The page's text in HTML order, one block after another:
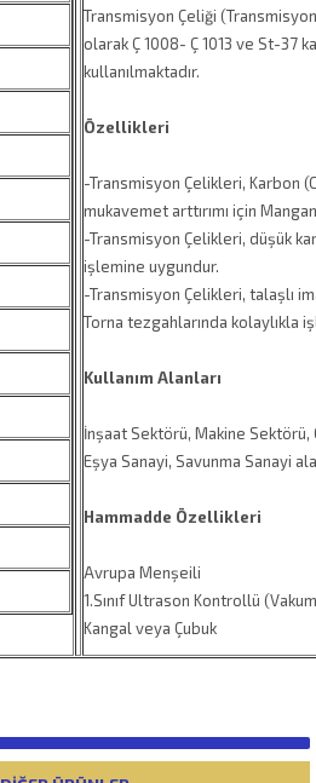
Transmisyon Çeliği
olarak Ç 1008- Ç 1013 ve St-37
kullanılmaktadır.
Özellikleri
-Transmisyon Çelikleri, Karbon
mukavemet arttırımı için
-Transmisyon Çelikleri, düşük
işlemine uygundur.
-Transmisyon Çelikleri, talaşlı
Torna tezgahlarında kolaylıkla
Kullanım Alanları
İnşaat Sektörü, Makine
Eşya Sanayi, Savunma Sanayi
Hammadde Özellikleri
Avrupa Menşeili
1.Sınıf Ultrason Kontrollü
Kangal veya Çubuk